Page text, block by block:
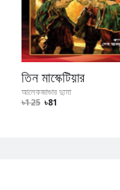
তিন মাস্কেটিয়ার
আলেকজান্ডার দ্যুমা
৳125 ৳81